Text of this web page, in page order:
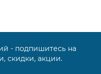
- подпишитесь на
скидки, акции.